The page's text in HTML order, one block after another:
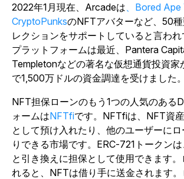
2022年1月現在、Arcadeは 、Bored
CryptoPunksのNFTアバターなど 、50
レクションをサポートしていると言わ
プラットフォームは最近、Pantera
Templetonなどの著名な仮想通貨投資家
で1,500万ドルの資金調達を受けました。
NFT担保ローンのもう1つの人気のある
ォームはNFTfiです。NFTfiは、NFT資
として預け入れたり、他のユーザーに
りできる市場です。ERC-721トークンは
と引き換えに担保として使用できます
れると、NFTは借り手に送金されます